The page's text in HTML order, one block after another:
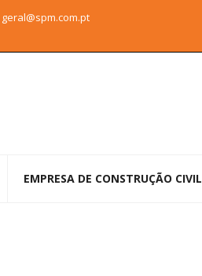
geral@spm.com.pt
EMPRESA DE CONSTRUÇÃO CIVIL